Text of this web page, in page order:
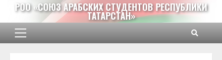
Перейти
содержимому
РОО «СОЮЗ АРАБСКИХ СТУДЕНТОВ РЕСПУБЛИКИ
ТАТАРСТАН»
Основное